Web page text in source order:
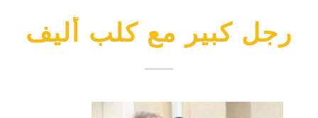
رجل كبير مع كلب أليف